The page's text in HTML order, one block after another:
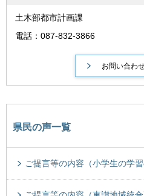
土木部都市計画課
電話：087-832-3866
県民の声一覧
ご提言等の内容（小学生の学